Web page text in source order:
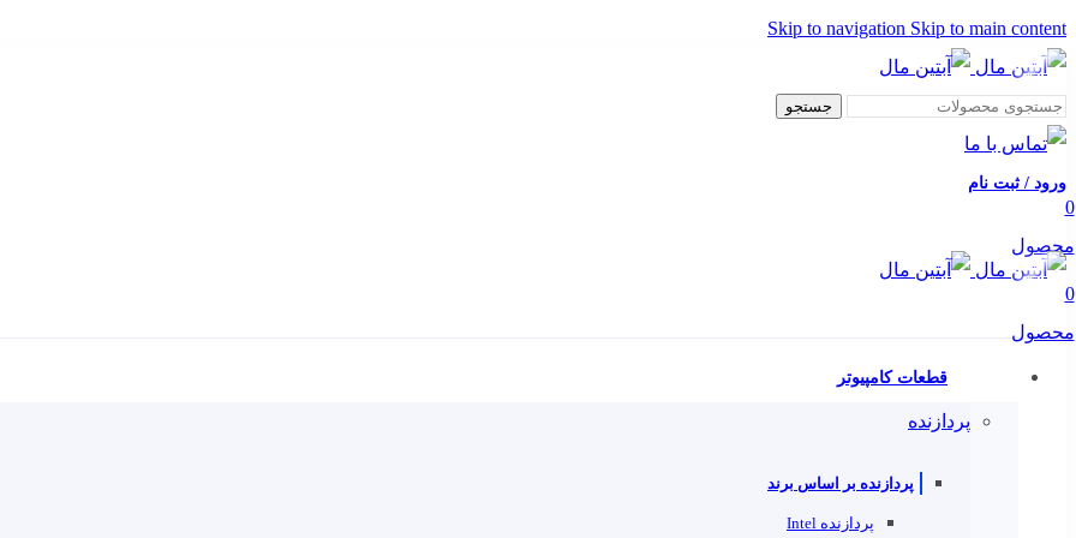
Skip to navigation Skip to main content
جستجو
ورود / ثبت نام
0
محصول
0
محصول
قطعات کامپیوتر
پردازنده
پردازنده بر اساس برند
پردازنده Intel